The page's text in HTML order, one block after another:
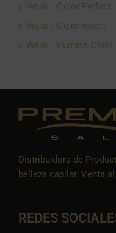
Wella - Color Perfect
Wella - Color touch
Wella - Illumina Color
Distribuidora de
belleza capilar. Venta
REDES